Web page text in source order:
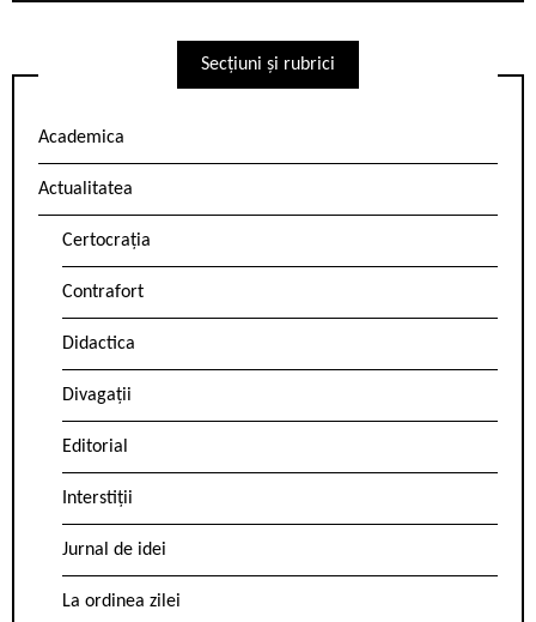
Secțiuni și rubrici
Academica
Actualitatea
Certocrația
Contrafort
Didactica
Divagații
Editorial
Interstiții
Jurnal de idei
La ordinea zilei